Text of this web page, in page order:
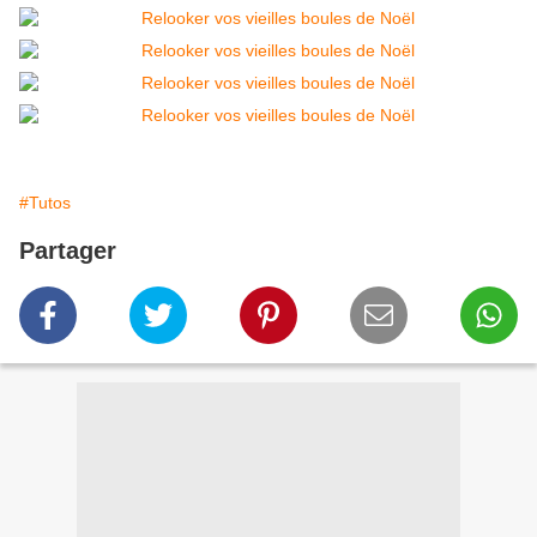
#Tutos
Partager